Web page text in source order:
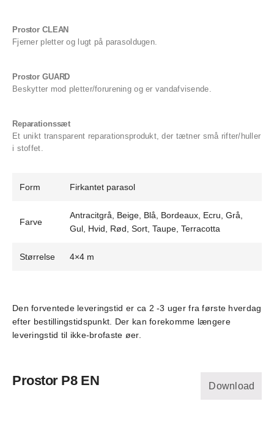
Prostor CLEAN
Fjerner pletter og lugt på parasoldugen.
Prostor GUARD
Beskytter mod pletter/forurening og er vandafvisende.
Reparationssæt
Et unikt transparent reparationsprodukt, der tætner små rifter/huller
i stoffet.
Form Firkantet parasol
Farve
Antracitgrå, Beige, Blå, Bordeaux, Ecru, Grå,
Gul, Hvid, Rød, Sort, Taupe, Terracotta
Størrelse 4×4 m
Den forventede leveringstid er ca 2 -3 uger fra første hverdag
efter bestillingstidspunkt. Der kan forekomme længere
leveringstid til ikke-brofaste øer.
Prostor P8 EN Download